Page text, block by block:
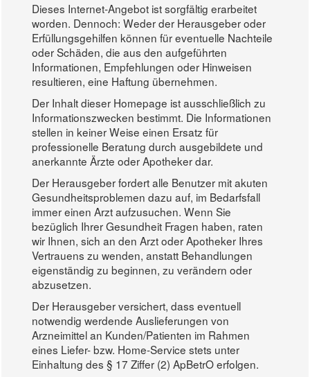
Dieses Internet-Angebot ist sorgfältig erarbeitet
worden. Dennoch: Weder der Herausgeber oder
Erfüllungsgehilfen können für eventuelle Nachteile
oder Schäden, die aus den aufgeführten
Informationen, Empfehlungen oder Hinweisen
resultieren, eine Haftung übernehmen.
Der Inhalt dieser Homepage ist ausschließlich zu
Informationszwecken bestimmt. Die Informationen
stellen in keiner Weise einen Ersatz für
professionelle Beratung durch ausgebildete und
anerkannte Ärzte oder Apotheker dar.
Der Herausgeber fordert alle Benutzer mit akuten
Gesundheitsproblemen dazu auf, im Bedarfsfall
immer einen Arzt aufzusuchen. Wenn Sie
bezüglich Ihrer Gesundheit Fragen haben, raten
wir Ihnen, sich an den Arzt oder Apotheker Ihres
Vertrauens zu wenden, anstatt Behandlungen
eigenständig zu beginnen, zu verändern oder
abzusetzen.
Der Herausgeber versichert, dass eventuell
notwendig werdende Auslieferungen von
Arzneimittel an Kunden/Patienten im Rahmen
eines Liefer- bzw. Home-Service stets unter
Einhaltung des § 17 Ziffer (2) ApBetrO erfolgen.